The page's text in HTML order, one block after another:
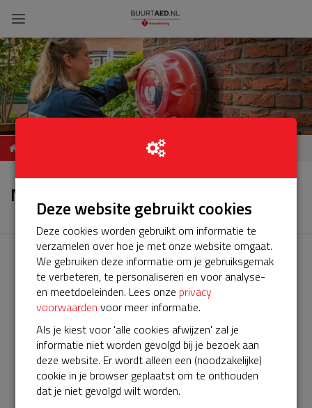
BuurtAED Sophiastraat en
Nieuws
AED360-ProCardio
ServiceBuurtAED wordt aangeboden door de Hartstichting en
AED360-ProCardio. Net als bij BuurtAED is AED360-ProCardio
de leverancier van het servicepakket en ontzorgen zij jou de
Deze website gebruikt cookies
Deze cookies worden gebruikt om informatie te
verzamelen over hoe je met onze website omgaat.
We gebruiken deze informatie om je gebruiksgemak
te verbeteren, te personaliseren en voor analyse-
en meetdoeleinden. Lees onze privacy
voorwaarden voor meer informatie.
Als je kiest voor 'alle cookies afwijzen' zal je
informatie niet worden gevolgd bij je bezoek aan
deze website. Er wordt alleen een (noodzakelijke)
cookie in je browser geplaatst om te onthouden
dat je niet gevolgd wilt worden.